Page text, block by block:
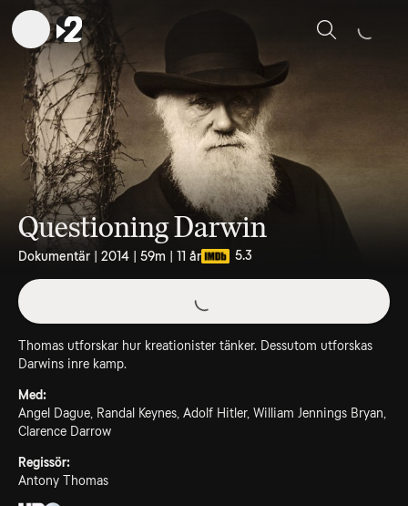
Sök
Questioning Darwin
Dokumentär | 2014 | 59m | 11 år 5.3
Thomas utforskar hur kreationister tänker. Dessutom utforskas
Darwins inre kamp.
Med:
Angel Dague, Randal Keynes, Adolf Hitler, William Jennings Bryan,
Clarence Darrow
Regissör:
Antony Thomas